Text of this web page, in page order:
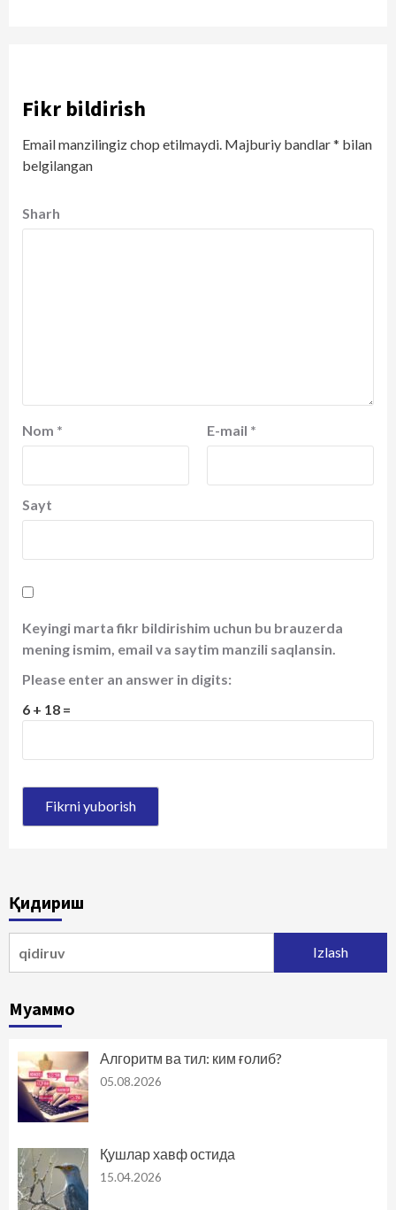
Fikr bildirish
Email manzilingiz chop etilmaydi. Majburiy bandlar* bilan
belgilangan
Sharh
Nom * E-mail *
Sayt
Keyingi marta fikr bildirishim uchun bu brauzerda
mening ismim, email va saytim manzili saqlansin.
Please enter an answer in digits:
6 + 18 =
Қидириш
Муаммо
Алгоритм ва тил: ким ғолиб?
05.08.2026
Қушлар хавф остида
15.04.2026